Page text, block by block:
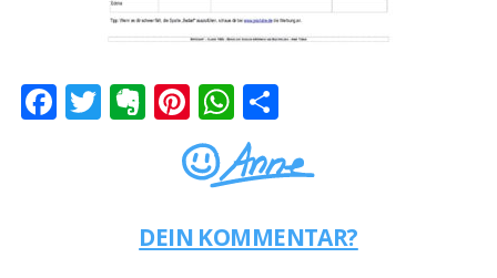
Facebook
Twitter
Evernote
Pinterest
WhatsApp
DEIN KOMMENTAR?